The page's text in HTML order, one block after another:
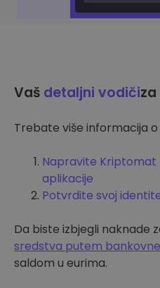
Vaš detaljni vodiči
Trebate više informacija
Napravite
aplikacije
Potvrdite svoj
Da biste izbjegli naknade
sredstva putem
saldom u eurima.